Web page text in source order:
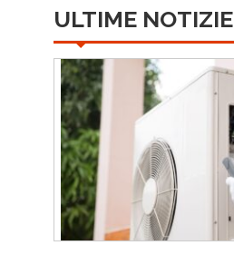
ULTIME NOTIZIE